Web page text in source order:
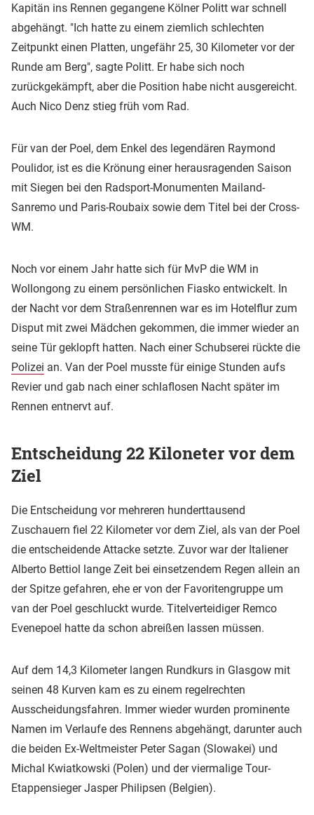
Kapitän ins Rennen gegangene Kölner Politt war schnell
abgehängt. "Ich hatte zu einem ziemlich schlechten
Zeitpunkt einen Platten, ungefähr 25, 30 Kilometer vor der
Runde am Berg", sagte Politt. Er habe sich noch
zurückgekämpft, aber die Position habe nicht ausgereicht.
Auch Nico Denz stieg früh vom Rad.
Für van der Poel, dem Enkel des legendären Raymond
Poulidor, ist es die Krönung einer herausragenden Saison
mit Siegen bei den Radsport-Monumenten Mailand-
Sanremo und Paris-Roubaix sowie dem Titel bei der Cross-
WM.
Noch vor einem Jahr hatte sich für MvP die WM in
Wollongong zu einem persönlichen Fiasko entwickelt. In
der Nacht vor dem Straßenrennen war es im Hotelflur zum
Disput mit zwei Mädchen gekommen, die immer wieder an
seine Tür geklopft hatten. Nach einer Schubserei rückte die
Polizei an. Van der Poel musste für einige Stunden aufs
Revier und gab nach einer schlaflosen Nacht später im
Rennen entnervt auf.
Entscheidung 22 Kiloneter vor dem
Ziel
Die Entscheidung vor mehreren hunderttausend
Zuschauern fiel 22 Kilometer vor dem Ziel, als van der Poel
die entscheidende Attacke setzte. Zuvor war der Italiener
Alberto Bettiol lange Zeit bei einsetzendem Regen allein an
der Spitze gefahren, ehe er von der Favoritengruppe um
van der Poel geschluckt wurde. Titelverteidiger Remco
Evenepoel hatte da schon abreißen lassen müssen.
Auf dem 14,3 Kilometer langen Rundkurs in Glasgow mit
seinen 48 Kurven kam es zu einem regelrechten
Ausscheidungsfahren. Immer wieder wurden prominente
Namen im Verlaufe des Rennens abgehängt, darunter auch
die beiden Ex-Weltmeister Peter Sagan (Slowakei) und
Michal Kwiatkowski (Polen) und der viermalige Tour-
Etappensieger Jasper Philipsen (Belgien).